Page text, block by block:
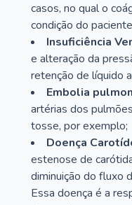
casos, no qual o
condição do
Insuficiência
e alteração da
retenção de líquido
Embolia
artérias dos
tosse, por exemplo;
Doença
estenose de
diminuição do fluxo
Essa doença é a